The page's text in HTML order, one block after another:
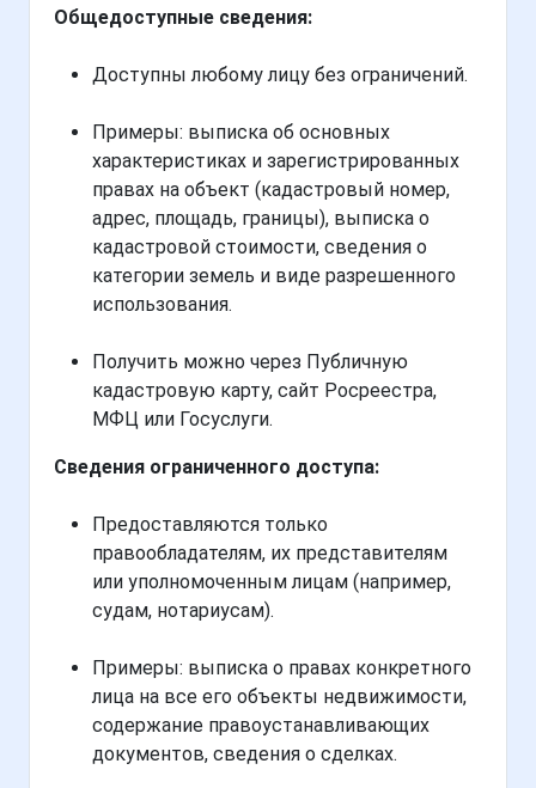
Общедоступные сведения:
Доступны любому лицу без ограничений.
Примеры: выписка об основных
характеристиках и зарегистрированных
правах на объект (кадастровый номер,
адрес, площадь, границы), выписка о
кадастровой стоимости, сведения о
категории земель и виде разрешенного
использования.
Получить можно через Публичную
кадастровую карту, сайт Росреестра,
МФЦ или Госуслуги.
Сведения ограниченного доступа:
Предоставляются только
правообладателям, их представителям
или уполномоченным лицам (например,
судам, нотариусам).
Примеры: выписка о правах конкретного
лица на все его объекты недвижимости,
содержание правоустанавливающих
документов, сведения о сделках.